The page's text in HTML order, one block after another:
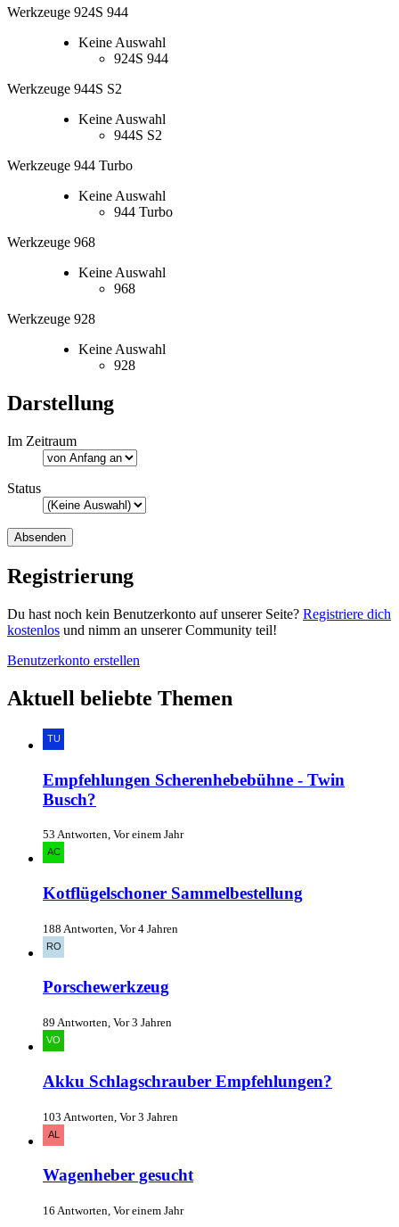
Werkzeuge 924S 944
Keine Auswahl
924S 944
Werkzeuge 944S S2
Keine Auswahl
944S S2
Werkzeuge 944 Turbo
Keine Auswahl
944 Turbo
Werkzeuge 968
Keine Auswahl
968
Werkzeuge 928
Keine Auswahl
928
Darstellung
Im Zeitraum
Status
Registrierung
Du hast noch kein Benutzerkonto auf unserer Seite? Registriere dich
kostenlos und nimm an unserer Community teil!
Benutzerkonto erstellen
Aktuell beliebte Themen
Empfehlungen Scherenhebebühne - Twin
Busch?
53 Antworten, Vor einem Jahr
Kotflügelschoner Sammelbestellung
188 Antworten, Vor 4 Jahren
Porschewerkzeug
89 Antworten, Vor 3 Jahren
Akku Schlagschrauber Empfehlungen?
103 Antworten, Vor 3 Jahren
Wagenheber gesucht
16 Antworten, Vor einem Jahr